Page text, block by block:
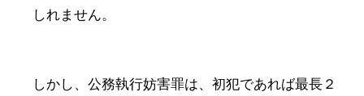
しれません。
しかし、公務執行妨害罪は、初犯であれば最長２